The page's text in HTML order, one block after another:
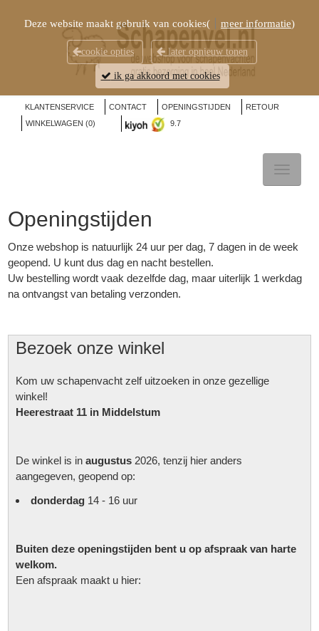
KLANTENSERVICE CONTACT OPENINGSTIJDEN
RETOUR
WINKELWAGEN (0) 9.7
Openingstijden
Onze webshop is natuurlijk 24 uur per dag, 7 dagen in de week
geopend. U kunt dus dag en nacht bestellen.
Uw bestelling wordt vaak dezelfde dag, maar uiterlijk 1 werkdag
na ontvangst van betaling verzonden.
Bezoek onze winkel
Kom uw schapenvacht zelf uitzoeken in onze gezellige
winkel!
Heerestraat 11 in Middelstum
De winkel is in augustus 2026, tenzij hier anders
aangegeven, geopend op:
donderdag 14 - 16 uur
Buiten deze openingstijden bent u op afspraak van harte
welkom.
Een afspraak maakt u hier:
Deze website maakt gebruik van cookies( meer informatie)
cookie opties later opnieuw tonen
ik ga akkoord met cookies